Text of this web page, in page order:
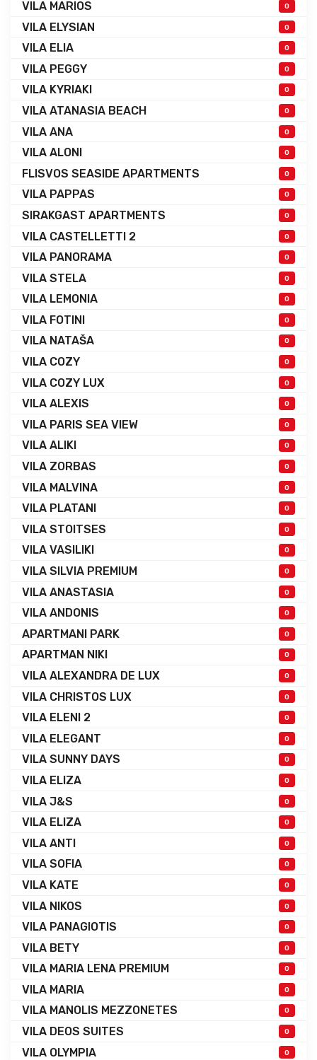
VILA MARIOS 0
VILA ELYSIAN 0
VILA ELIA 0
VILA PEGGY 0
VILA KYRIAKI 0
VILA ATANASIA BEACH 0
VILA ANA 0
VILA ALONI 0
FLISVOS SEASIDE APARTMENTS 0
VILA PAPPAS 0
SIRAKGAST APARTMENTS 0
VILA CASTELLETTI 2 0
VILA PANORAMA 0
VILA STELA 0
VILA LEMONIA 0
VILA FOTINI 0
VILA NATAŠA 0
VILA COZY 0
VILA COZY LUX 0
VILA ALEXIS 0
VILA PARIS SEA VIEW 0
VILA ALIKI 0
VILA ZORBAS 0
VILA MALVINA 0
VILA PLATANI 0
VILA STOITSES 0
VILA VASILIKI 0
VILA SILVIA PREMIUM 0
VILA ANASTASIA 0
VILA ANDONIS 0
APARTMANI PARK 0
APARTMAN NIKI 0
VILA ALEXANDRA DE LUX 0
VILA CHRISTOS LUX 0
VILA ELENI 2 0
VILA ELEGANT 0
VILA SUNNY DAYS 0
VILA ELIZA 0
VILA J&S 0
VILA ELIZA 0
VILA ANTI 0
VILA SOFIA 0
VILA KATE 0
VILA NIKOS 0
VILA PANAGIOTIS 0
VILA BETY 0
VILA MARIA LENA PREMIUM 0
VILA MARIA 0
VILA MANOLIS MEZZONETES 0
VILA DEOS SUITES 0
VILA OLYMPIA 0